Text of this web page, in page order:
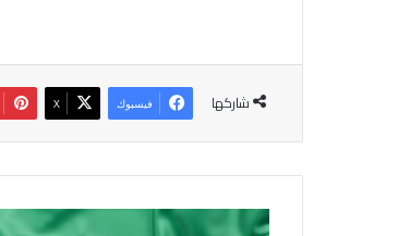
شاركها فيسبوك ‫X
ا